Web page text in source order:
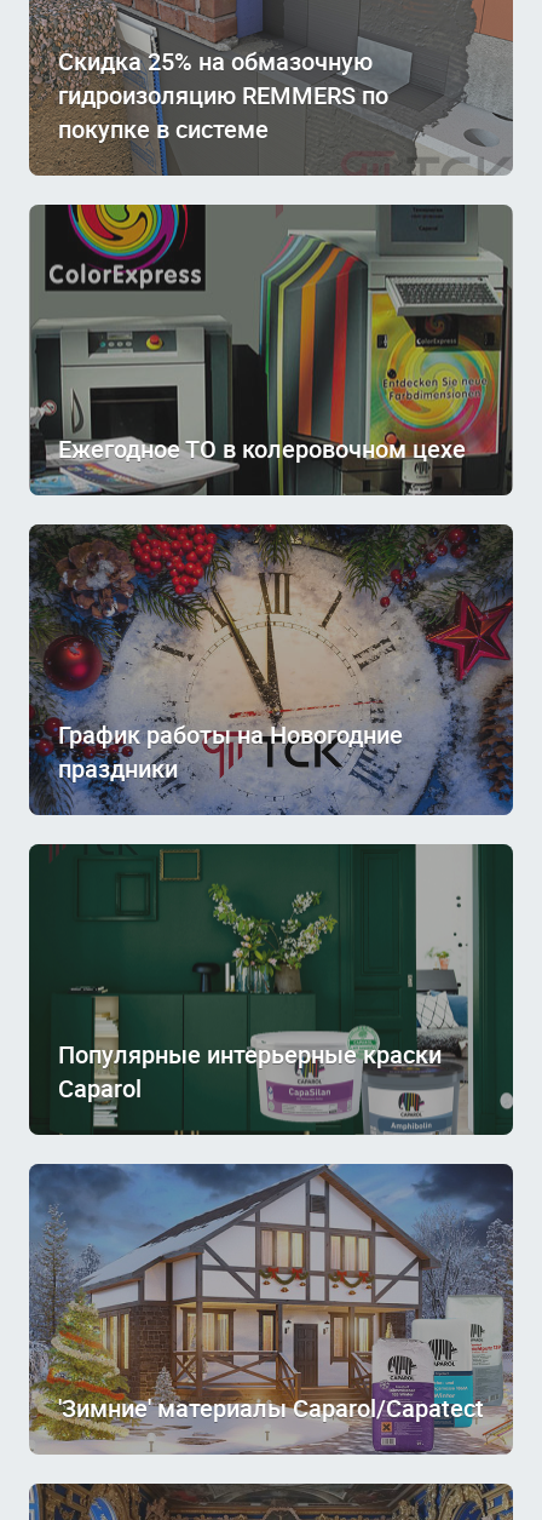
Скидка 25% на обмазочную
гидроизоляцию REMMERS по
покупке в системе
Ежегодное ТО в колеровочном цехе
График работы на Новогодние
праздники
Популярные интерьерные краски
Caparol
'Зимние' материалы Caparol/Capatect